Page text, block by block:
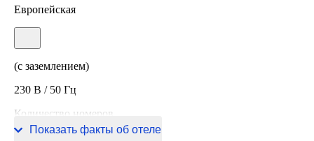
Европейская
(с заземлением)
230 В / 50 Гц
Количество номеров
3 номера
Показать факты об отеле